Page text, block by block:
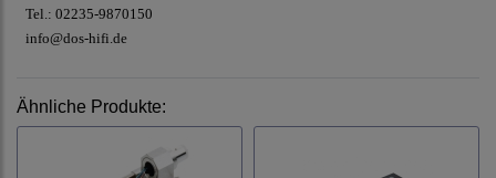
Tel.: 02235-9870150
info@dos-hifi.de
Ähnliche Produkte: